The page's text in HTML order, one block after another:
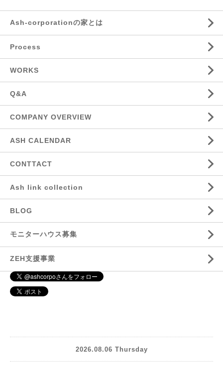
Ash-corporationの家とは
Process
WORKS
Q&A
COMPANY OVERVIEW
ASH CALENDAR
CONTTACT
Ash link collection
BLOG
モニターハウス募集
ZEH支援事業
2026.08.06 Thursday